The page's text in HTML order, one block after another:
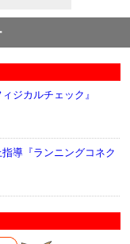
ジカルチェック』
導『ランニングコネク